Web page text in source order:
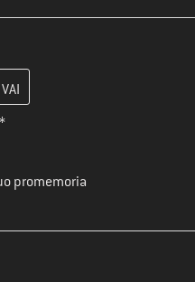
e crea il tuo account cliente
promemoria